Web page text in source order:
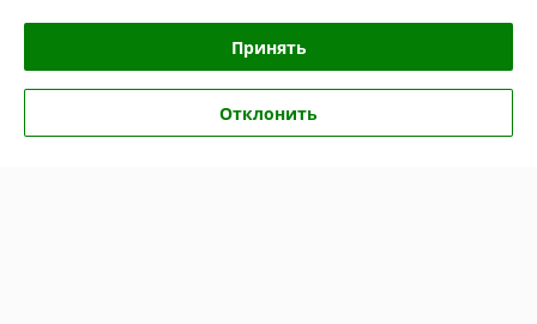
Информация для покупателя
Принять
Отклонить